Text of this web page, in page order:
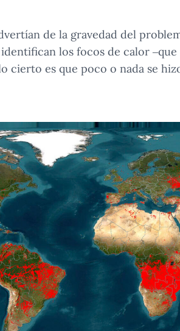
de la gravedad del
los focos de calor
cierto es que poco o nada se